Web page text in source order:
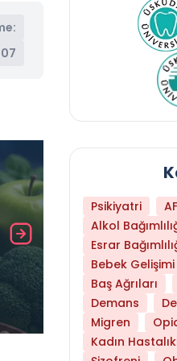
Daha Az
Psikiyatri
Alkol
Esrar
Bebek Gelişimi
Baş Ağrıları
Demans
Migren
Kadın